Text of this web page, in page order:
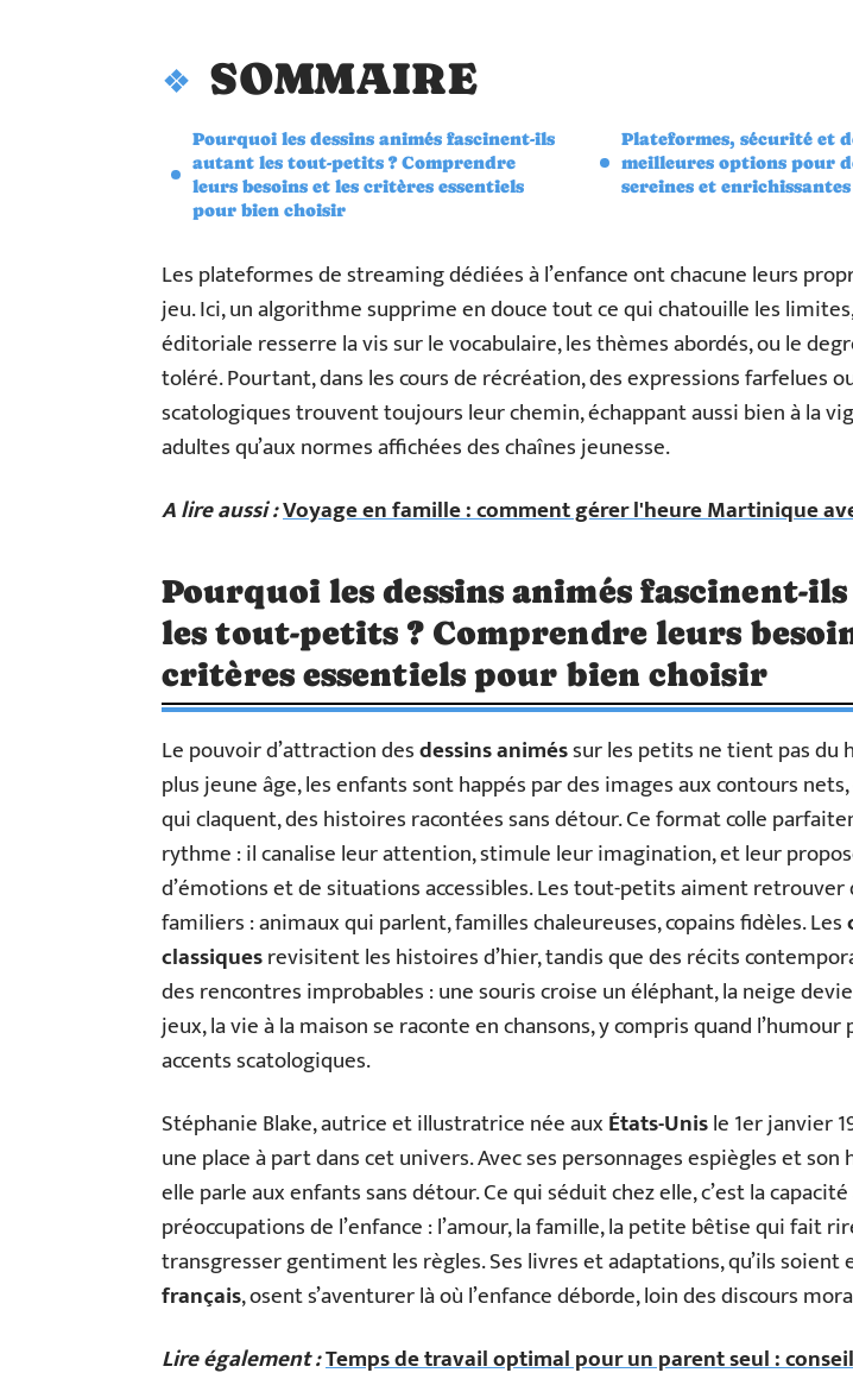
SOMMAIRE
Pourquoi les dessins animés fascinent-ils
autant les tout-petits ? Comprendre
leurs besoins et les critères essentiels
pour bien choisir
Plateformes, sécurité et
meilleures options pour
sereines et
Les plateformes de streaming dédiées à l’enfance ont chacune leurs
jeu. Ici, un algorithme supprime en douce tout ce qui chatouille les
éditoriale resserre la vis sur le vocabulaire, les thèmes abordés, ou le
toléré. Pourtant, dans les cours de récréation, des expressions farfelues
scatologiques trouvent toujours leur chemin, échappant aussi bien à la
adultes qu’aux normes affichées des chaînes jeunesse.
A lire aussi :Voyage en famille : comment gérer l'heure Martinique
Pourquoi les dessins animés fascinent-
les tout-petits ? Comprendre leurs
critères essentiels pour bien choisir
Le pouvoir d’attraction desdessins animéssur les petits ne tient pas du
plus jeune âge, les enfants sont happés par des images aux contours
qui claquent, des histoires racontées sans détour. Ce format colle
rythme : il canalise leur attention, stimule leur imagination, et leur
d’émotions et de situations accessibles. Les tout-petits aiment retrouver
familiers : animaux qui parlent, familles chaleureuses, copains fidèles. Les
classiquesrevisitent les histoires d’hier, tandis que des récits
des rencontres improbables : une souris croise un éléphant, la neige
jeux, la vie à la maison se raconte en chansons, y compris quand l’humour
accents scatologiques.
Stéphanie Blake, autrice et illustratrice née auxÉtats-Unisle 1er janvier
une place à part dans cet univers. Avec ses personnages espiègles et
elle parle aux enfants sans détour. Ce qui séduit chez elle, c’est la
préoccupations de l’enfance : l’amour, la famille, la petite bêtise qui fait
transgresser gentiment les règles. Ses livres et adaptations, qu’ils soient
français, osent s’aventurer là où l’enfance déborde, loin des discours
Lire également :Temps de travail optimal pour un parent seul :